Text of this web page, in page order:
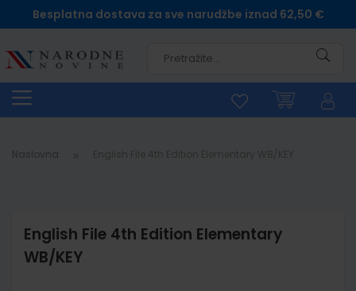
Besplatna dostava za sve narudžbe iznad 62,50 €
Naslovna
English File 4th Edition Elementary
WB/KEY